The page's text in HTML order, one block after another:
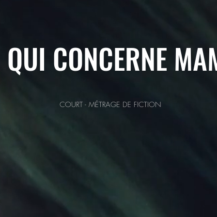
QUI CONCERNE
COURT - MÉTRAGE DE FICTION